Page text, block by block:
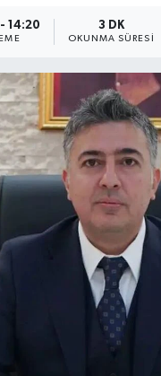
14:20 3 DK
OKUNMA SÜRESI